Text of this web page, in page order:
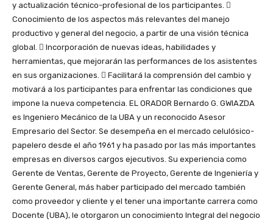
y actualización técnico-profesional de los participantes. 
Conocimiento de los aspectos más relevantes del manejo
productivo y general del negocio, a partir de una visión técnica
global.  Incorporación de nuevas ideas, habilidades y
herramientas, que mejorarán las performances de los asistentes
en sus organizaciones.  Facilitará la comprensión del cambio y
motivará a los participantes para enfrentar las condiciones que
impone la nueva competencia. EL ORADOR Bernardo G. GWIAZDA
es Ingeniero Mecánico de la UBA y un reconocido Asesor
Empresario del Sector. Se desempeña en el mercado celulósico-
papelero desde el año 1961 y ha pasado por las más importantes
empresas en diversos cargos ejecutivos. Su experiencia como
Gerente de Ventas, Gerente de Proyecto, Gerente de Ingeniería y
Gerente General, más haber participado del mercado también
como proveedor y cliente y el tener una importante carrera como
Docente (UBA), le otorgaron un conocimiento Integral del negocio